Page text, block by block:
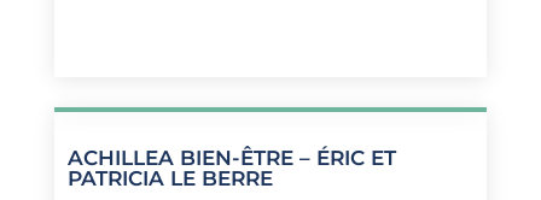
ACHILLEA BIEN-ÊTRE – ÉRIC ET
PATRICIA LE BERRE